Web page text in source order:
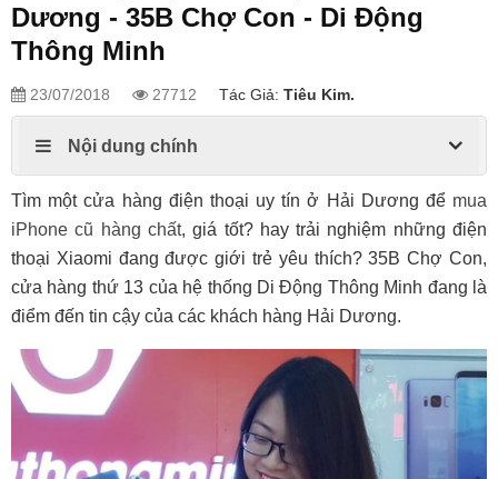
Dương - 35B Chợ Con - Di Động
Thông Minh
23/07/2018 27712 Tác Giả: Tiêu Kim.
Nội dung chính
Tìm một cửa hàng điện thoại uy tín ở Hải Dương để mua
iPhone cũ hàng chất, giá tốt? hay trải nghiệm những điện
thoại Xiaomi đang được giới trẻ yêu thích? 35B Chợ Con,
cửa hàng thứ 13 của hệ thống Di Động Thông Minh đang là
điểm đến tin cậy của các khách hàng Hải Dương.